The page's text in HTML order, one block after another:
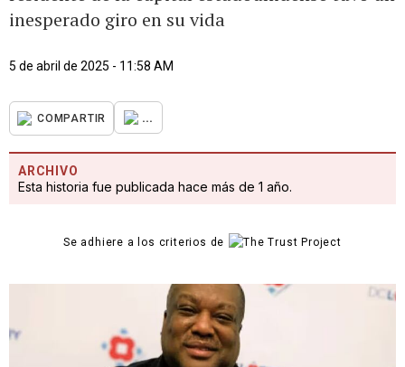
inesperado giro en su vida
5 de abril de 2025 - 11:58 AM
COMPARTIR ...
ARCHIVO
Esta historia fue publicada hace más de 1 año.
Se adhiere a los criterios de